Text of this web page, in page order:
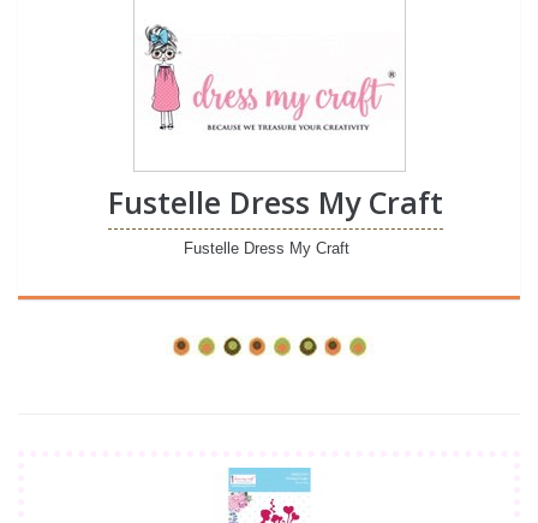
Fustelle Dress My Craft
Fustelle Dress My Craft